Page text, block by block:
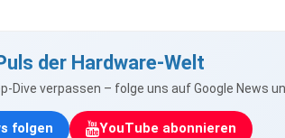
der Hardware-Welt
Dive verpassen – folge uns auf Google News
folgen YouTube abonnieren